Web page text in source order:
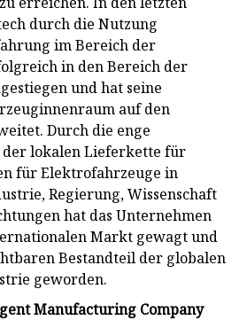
durch die Nutzung
im Bereich der
in den Bereich der
und hat seine
auf den
Durch die enge
lokalen Lieferkette für
für Elektrofahrzeuge in
Regierung, Wissenschaft
hat das Unternehmen
Markt gewagt und
Bestandteil der globalen
geworden.
Manufacturing Company